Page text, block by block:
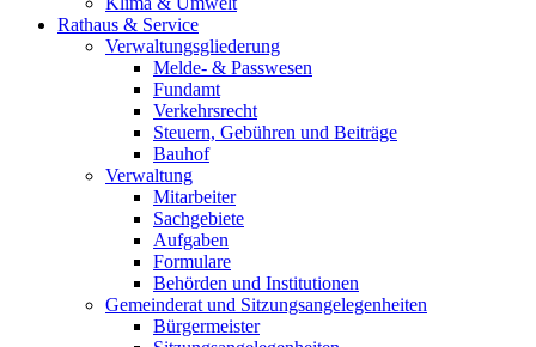
Rathaus & Service
Verwaltungsgliederung
Melde- & Passwesen
Fundamt
Verkehrsrecht
Steuern, Gebühren und Beiträge
Bauhof
Verwaltung
Mitarbeiter
Sachgebiete
Aufgaben
Formulare
Behörden und Institutionen
Gemeinderat und Sitzungsangelegenheiten
Bürgermeister